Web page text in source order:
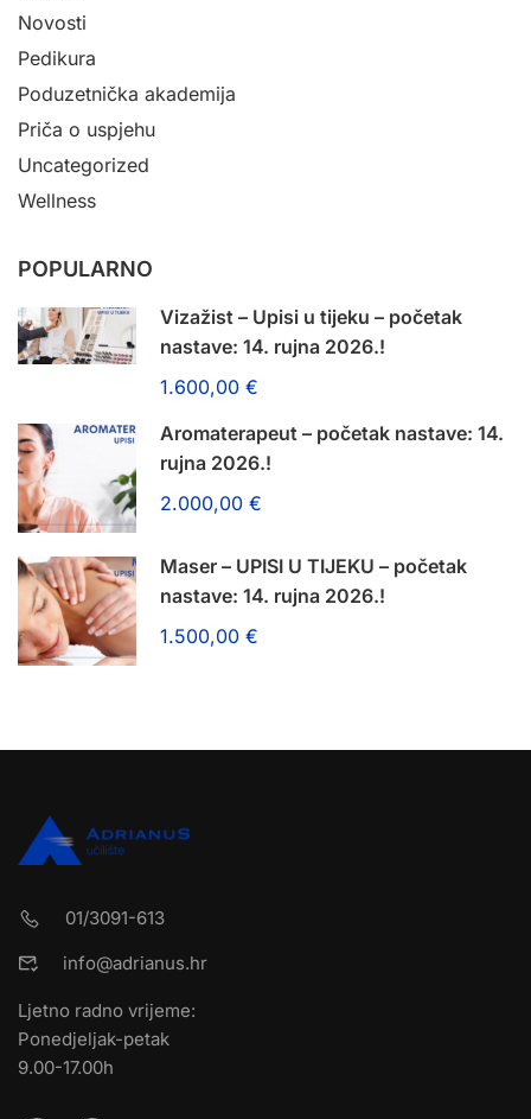
Novosti
Pedikura
Poduzetnička akademija
Priča o uspjehu
Uncategorized
Wellness
POPULARNO
Vizažist – Upisi u tijeku – početak
nastave: 14. rujna 2026.!
1.600,00 €
Aromaterapeut – početak nastave: 14.
rujna 2026.!
2.000,00 €
Maser – UPISI U TIJEKU – početak
nastave: 14. rujna 2026.!
1.500,00 €
01/3091-613
info@adrianus.hr
Ljetno radno vrijeme:
Ponedjeljak-petak
9.00-17.00h